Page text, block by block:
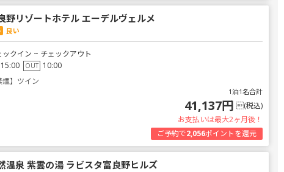
野リゾートホテル エーデルヴェルメ
良い
ックイン ~ チェックアウト
15:00 OUT 10:00
煙】ツイン
1泊1名合計
41,137円 (税込)
お支払いは最大2ヶ月後！
ご予約で2,056ポイントを還元
温泉 紫雲の湯 ラビスタ富良野ヒルズ